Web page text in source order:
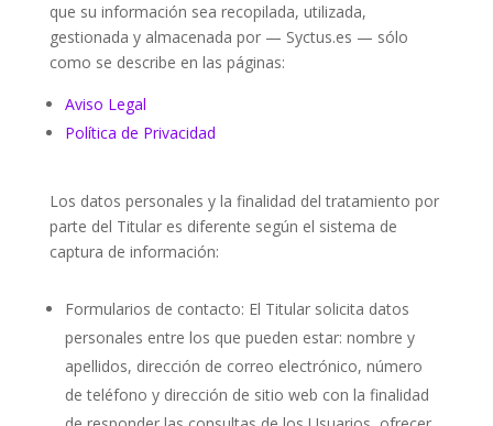
que su información sea recopilada, utilizada,
gestionada y almacenada por — Syctus.es — sólo
como se describe en las páginas:
Aviso Legal
Política de Privacidad
Los datos personales y la finalidad del tratamiento por
parte del Titular es diferente según el sistema de
captura de información:
Formularios de contacto: El Titular solicita datos
personales entre los que pueden estar: nombre y
apellidos, dirección de correo electrónico, número
de teléfono y dirección de sitio web con la finalidad